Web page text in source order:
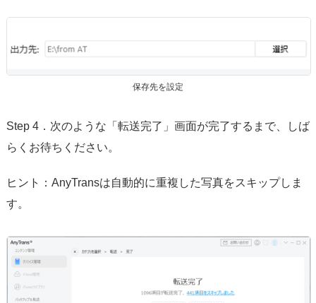
保存先を設定
Step 4．次のような「転送完了」画面が完了するまで、しば
らくお待ちください。
ヒント：AnyTransは自動的に重複した写真をスキップしま
す。